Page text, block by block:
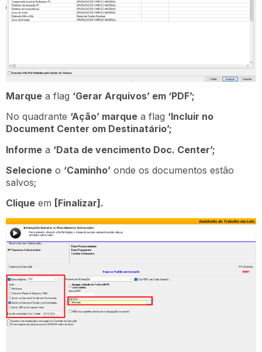
Marque a flag ‘Gerar Arquivos’ em ‘PDF’;
No quadrante ‘Ação’ marque a flag ‘Incluir no
Document Center om Destinatário’;
Informe a ‘Data de vencimento Doc. Center’;
Selecione o ‘Caminho’ onde os documentos estão
salvos;
Clique em [Finalizar].